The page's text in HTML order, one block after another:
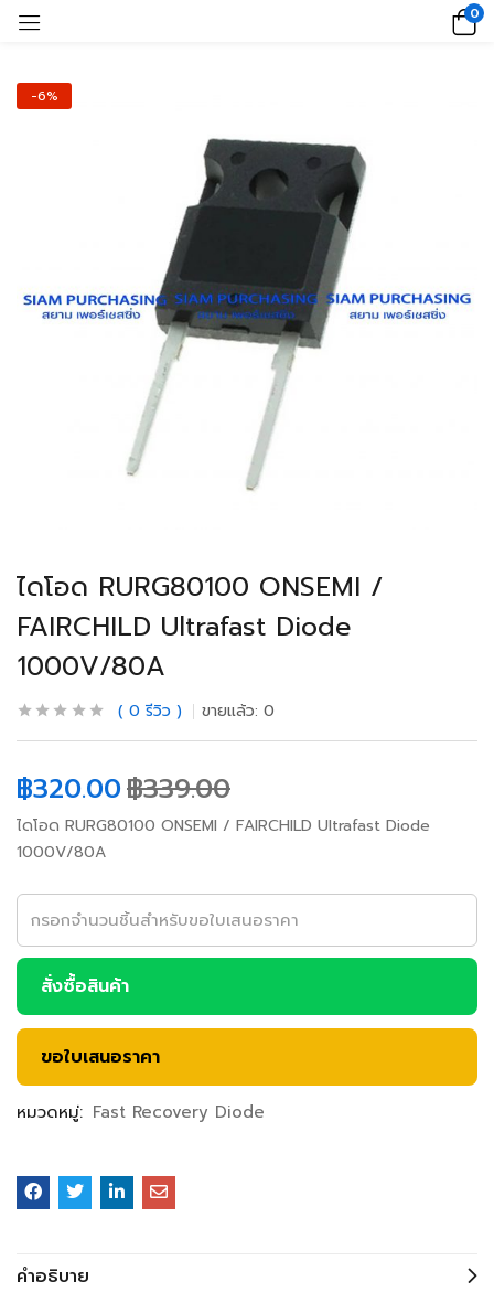
0
-6%
ไดโอด RURG80100 ONSEMI /
FAIRCHILD Ultrafast Diode
1000V/80A
0 รีวิว ขายแล้ว: 0
฿320.00฿339.00
ไดโอด RURG80100 ONSEMI / FAIRCHILD Ultrafast Diode
1000V/80A
สั่งซื้อสินค้า
ขอใบเสนอราคา
หมวดหมู่: Fast Recovery Diode
คำอธิบาย